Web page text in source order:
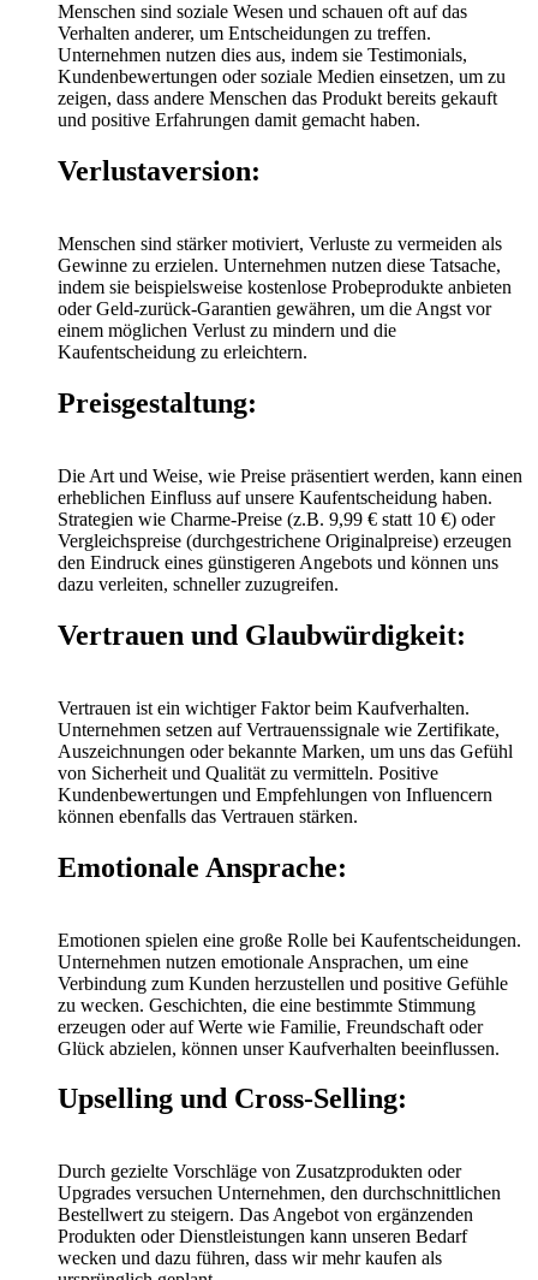
Menschen sind soziale Wesen und schauen oft auf das
Verhalten anderer, um Entscheidungen zu treffen.
Unternehmen nutzen dies aus, indem sie Testimonials,
Kundenbewertungen oder soziale Medien einsetzen, um zu
zeigen, dass andere Menschen das Produkt bereits gekauft
und positive Erfahrungen damit gemacht haben.
Verlustaversion:
Menschen sind stärker motiviert, Verluste zu vermeiden als
Gewinne zu erzielen. Unternehmen nutzen diese Tatsache,
indem sie beispielsweise kostenlose Probeprodukte anbieten
oder Geld-zurück-Garantien gewähren, um die Angst vor
einem möglichen Verlust zu mindern und die
Kaufentscheidung zu erleichtern.
Preisgestaltung:
Die Art und Weise, wie Preise präsentiert werden, kann einen
erheblichen Einfluss auf unsere Kaufentscheidung haben.
Strategien wie Charme-Preise (z.B. 9,99 € statt 10 €) oder
Vergleichspreise (durchgestrichene Originalpreise) erzeugen
den Eindruck eines günstigeren Angebots und können uns
dazu verleiten, schneller zuzugreifen.
Vertrauen und Glaubwürdigkeit:
Vertrauen ist ein wichtiger Faktor beim Kaufverhalten.
Unternehmen setzen auf Vertrauenssignale wie Zertifikate,
Auszeichnungen oder bekannte Marken, um uns das Gefühl
von Sicherheit und Qualität zu vermitteln. Positive
Kundenbewertungen und Empfehlungen von Influencern
können ebenfalls das Vertrauen stärken.
Emotionale Ansprache:
Emotionen spielen eine große Rolle bei Kaufentscheidungen.
Unternehmen nutzen emotionale Ansprachen, um eine
Verbindung zum Kunden herzustellen und positive Gefühle
zu wecken. Geschichten, die eine bestimmte Stimmung
erzeugen oder auf Werte wie Familie, Freundschaft oder
Glück abzielen, können unser Kaufverhalten beeinflussen.
Upselling und Cross-Selling:
Durch gezielte Vorschläge von Zusatzprodukten oder
Upgrades versuchen Unternehmen, den durchschnittlichen
Bestellwert zu steigern. Das Angebot von ergänzenden
Produkten oder Dienstleistungen kann unseren Bedarf
wecken und dazu führen, dass wir mehr kaufen als